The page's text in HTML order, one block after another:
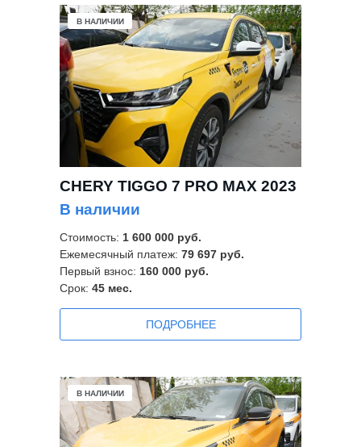
В НАЛИЧИИ
Стоимость: 1 600 000 руб.
Ежемесячный платеж: 79 697 руб.
Первый взнос: 160 000 руб.
Срок: 45 мес.
CHERY TIGGO 7 PRO MAX 2023
В наличии
В НАЛИЧИИ
ПОДРОБНЕЕ